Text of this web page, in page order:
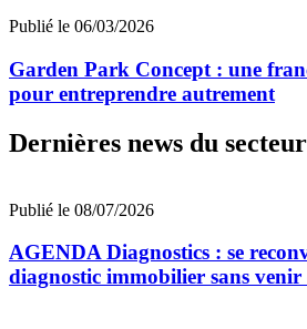
Publié le 06/03/2026
Garden Park Concept : une
pour entreprendre autrement
Dernières news du secteur
Publié le 08/07/2026
AGENDA Diagnostics : se
diagnostic immobilier sans